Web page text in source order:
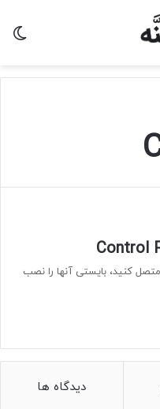
متصل کنید، بایستی آنها را نصب
دیدگاه ها